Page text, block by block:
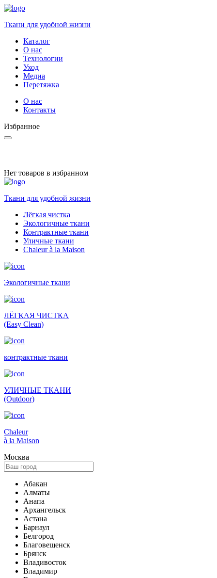
Ткани для удобной жизни
Каталог
О нас
Технологии
Уход
Медиа
Перетяжка
О нас
Контакты
Избранное
Нет товаров в избранном
Ткани для удобной жизни
Лёгкая чистка
Экологичные ткани
Контрактные ткани
Уличные ткани
Сhaleur à la Maison
Экологичные ткани
ЛЁГКАЯ ЧИСТКА
(Easy Clean)
контрактные ткани
УЛИЧНЫЕ ТКАНИ
(Outdoor)
Сhaleur
à la Maison
Москва
Абакан
Алматы
Анапа
Архангельск
Астана
Барнаул
Белгород
Благовещенск
Брянск
Владивосток
Владимир